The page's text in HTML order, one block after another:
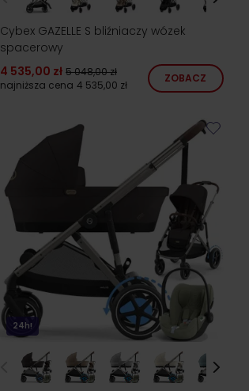
Cybex GAZELLE S bliźniaczy wózek
spacerowy
4 535,00 zł 5 048,00 zł
najniższa cena 4 535,00 zł
ZOBACZ
24h!